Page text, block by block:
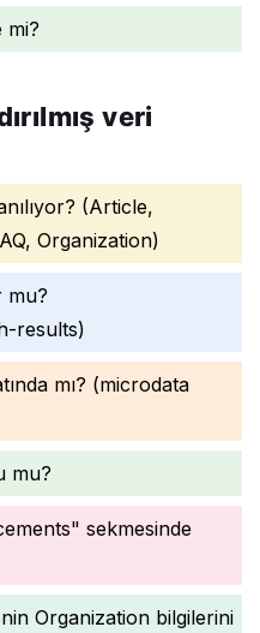
mi?
veri
(Article,
Organization)
mu?
results)
mı? (microdata
mu?
sekmesinde
Organization bilgilerini